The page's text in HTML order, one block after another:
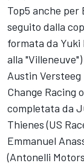
Top5 anche per
seguito dalla
formata da
alla
Austin Versteeg
Change Racing
completata da
Thienes (US
Emmanuel
(Antonelli